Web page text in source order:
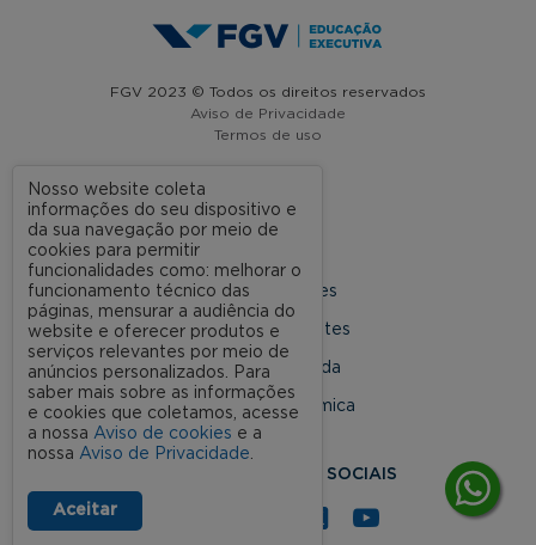
FGV 2023 © Todos os direitos reservados
Aviso de Privacidade
Termos de uso
A FGV
Nossas Unidades
Dúvidas Frequentes
Rede Conveniada
Ouvidoria Acadêmica
SIGA NOSSAS REDES SOCIAIS
Nosso website coleta
informações do seu dispositivo e
da sua navegação por meio de
cookies para permitir
funcionalidades como: melhorar o
funcionamento técnico das
páginas, mensurar a audiência do
website e oferecer produtos e
serviços relevantes por meio de
anúncios personalizados. Para
saber mais sobre as informações
e cookies que coletamos, acesse
a nossa Aviso de cookies e a
nossa Aviso de Privacidade.
Aceitar